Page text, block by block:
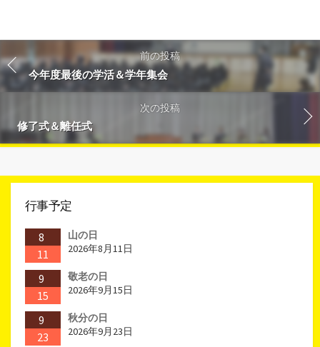
前の投稿
今年度最後の学活＆学年集会
次の投稿
修了式＆離任式
行事予定
8
11
山の日
2026年8月11日
9
15
敬老の日
2026年9月15日
9
23
秋分の日
2026年9月23日